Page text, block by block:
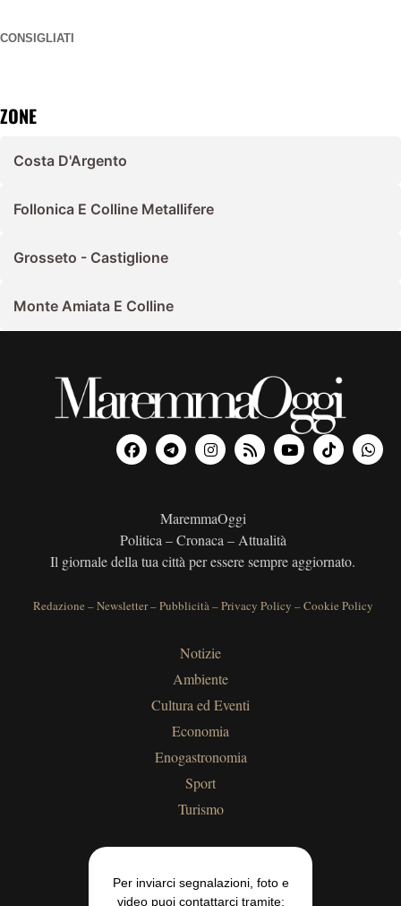
CONSIGLIATI
ZONE
Costa D'Argento
Follonica E Colline Metallifere
Grosseto - Castiglione
Monte Amiata E Colline
MaremmaOggi
Politica – Cronaca – Attualità
Il giornale della tua città per essere sempre aggiornato.
Redazione –Newsletter–Pubblicità–Privacy Policy –Cookie Policy
Notizie
Ambiente
Cultura ed Eventi
Economia
Enogastronomia
Sport
Turismo
Per inviarci segnalazioni, foto e
video puoi contattarci tramite: